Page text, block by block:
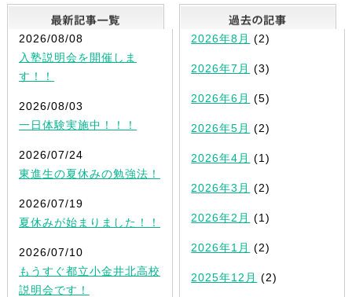
最新記事一覧
2026/08/08
入塾説明会を開催しま
す！！
2026/08/03
一日体験実施中！！！
2026/07/24
東進生の夏休みの勉強法！
2026/07/19
夏休みが始まりました！！
2026/07/10
もうすぐ都立小金井北高校
説明会です！
2026年8月 (2)
2026年7月 (3)
2026年6月 (5)
2026年5月 (2)
2026年4月 (1)
2026年3月 (2)
2026年2月 (1)
2026年1月 (2)
2025年12月 (2)